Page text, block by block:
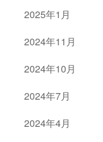
2025年1月
2024年11月
2024年10月
2024年7月
2024年4月